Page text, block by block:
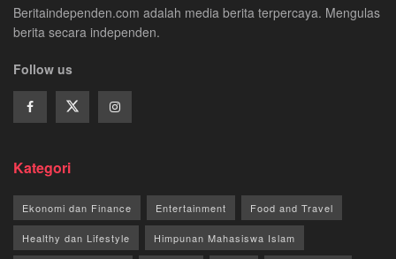
Beritaindependen.com adalah media berita terpercaya. Mengulas
berita secara independen.
Follow us
Kategori
Ekonomi dan Finance Entertainment Food and Travel
Healthy dan Lifestyle Himpunan Mahasiswa Islam